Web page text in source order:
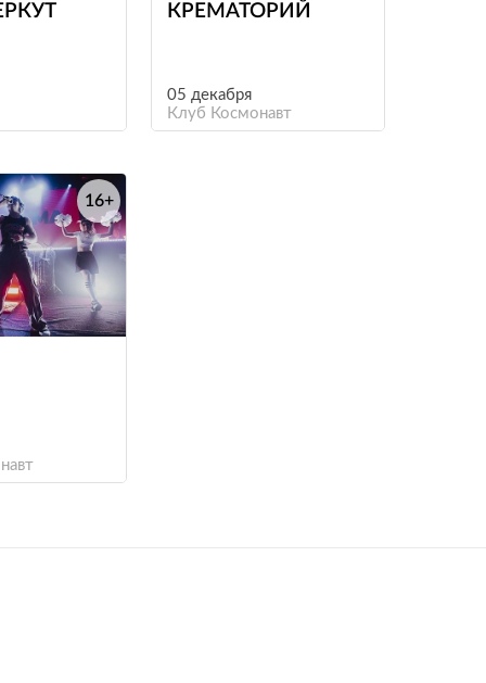
КРЕМАТОРИЙ
05 декабря
Клуб Космонавт
е
16+